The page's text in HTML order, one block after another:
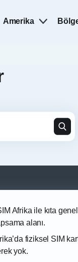
Amerika
Afrika ile kıta
alanı.
fiziksel SIM
yok.